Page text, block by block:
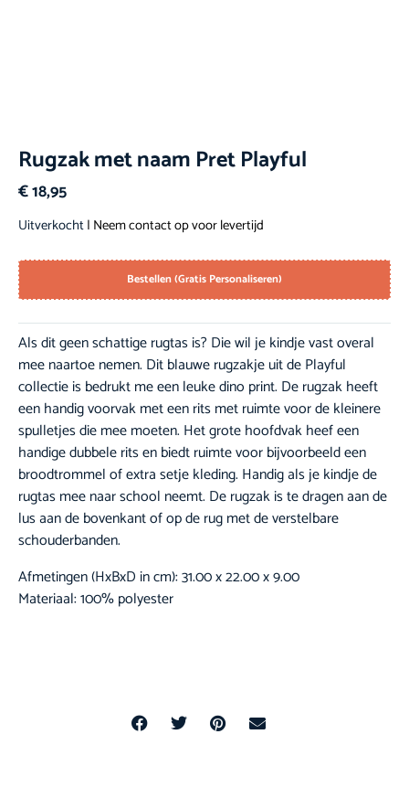
Rugzak met naam Pret Playful
€18,95
Uitverkocht| Neem contact op voor levertijd
Bestellen (Gratis Personaliseren)
Als dit geen schattige rugtas is? Die wil je kindje vast overal
mee naartoe nemen. Dit blauwe rugzakje uit de Playful
collectie is bedrukt me een leuke dino print. De rugzak heeft
een handig voorvak met een rits met ruimte voor de kleinere
spulletjes die mee moeten. Het grote hoofdvak heef een
handige dubbele rits en biedt ruimte voor bijvoorbeeld een
broodtrommel of extra setje kleding. Handig als je kindje de
rugtas mee naar school neemt. De rugzak is te dragen aan de
lus aan de bovenkant of op de rug met de verstelbare
schouderbanden.
Afmetingen (HxBxD in cm): 31.00 x 22.00 x 9.00
Materiaal: 100% polyester